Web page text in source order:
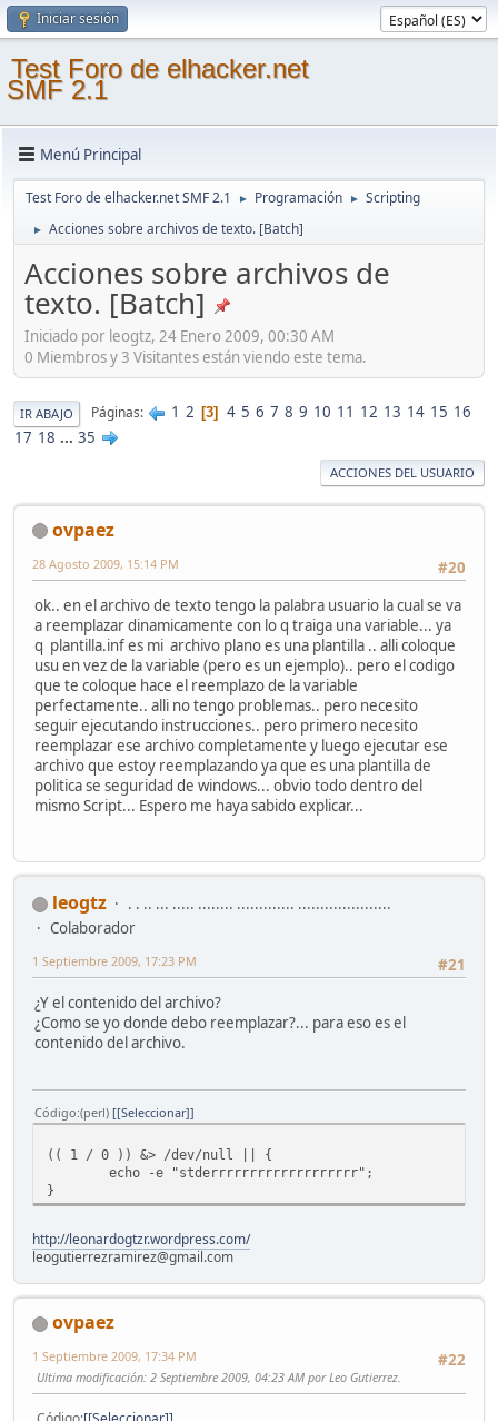
Iniciar sesión
Test Foro de elhacker.net
SMF 2.1
Menú Principal
Test Foro de elhacker.net SMF 2.1 ► Programación ► Scripting
► Acciones sobre archivos de texto. [Batch]
Acciones sobre archivos de
texto. [Batch]
Iniciado por leogtz, 24 Enero 2009, 00:30 AM
0 Miembros y 3 Visitantes están viendo este tema.
IR ABAJO Páginas 1 2 3 4 5 6 7 8 9 10 11 12 13 14 15 16
17 18 ... 35
ACCIONES DEL USUARIO
ovpaez
#20
28 Agosto 2009, 15:14 PM
ok.. en el archivo de texto tengo la palabra usuario la cual se va
a reemplazar dinamicamente con lo q traiga una variable... ya
q plantilla.inf es mi archivo plano es una plantilla .. alli coloque
usu en vez de la variable (pero es un ejemplo).. pero el codigo
que te coloque hace el reemplazo de la variable
perfectamente.. alli no tengo problemas.. pero necesito
seguir ejecutando instrucciones.. pero primero necesito
reemplazar ese archivo completamente y luego ejecutar ese
archivo que estoy reemplazando ya que es una plantilla de
politica se seguridad de windows... obvio todo dentro del
mismo Script... Espero me haya sabido explicar...
leogtz
. . .. ... ..... ........ ............. .....................
Colaborador
#21
1 Septiembre 2009, 17:23 PM
¿Y el contenido del archivo?
¿Como se yo donde debo reemplazar?... para eso es el
contenido del archivo.
Código (perl) [Seleccionar]
(( 1 / 0 )) &> /dev/null || {
echo -e "stderrrrrrrrrrrrrrrrrrr";
}
http://leonardogtzr.wordpress.com/
leogutierrezramirez@gmail.com
ovpaez
#22
1 Septiembre 2009, 17:34 PM
Ultima modificación: 2 Septiembre 2009, 04:23 AM por Leo Gutierrez.